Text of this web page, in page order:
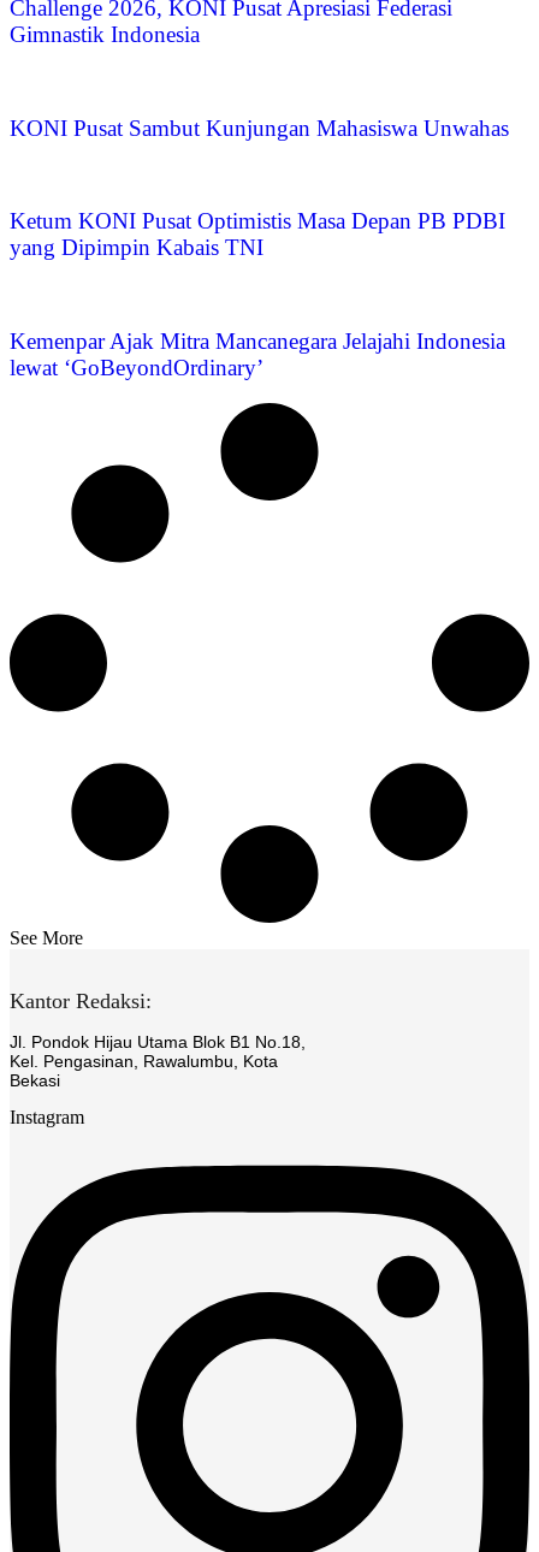
Challenge 2026, KONI Pusat Apresiasi Federasi
Gimnastik Indonesia
KONI Pusat Sambut Kunjungan Mahasiswa Unwahas
Ketum KONI Pusat Optimistis Masa Depan PB PDBI
yang Dipimpin Kabais TNI
Kemenpar Ajak Mitra Mancanegara Jelajahi Indonesia
lewat ‘GoBeyondOrdinary’
See More
Kantor Redaksi:
Jl. Pondok Hijau Utama Blok B1 No.18,
Kel. Pengasinan, Rawalumbu, Kota
Bekasi
Instagram